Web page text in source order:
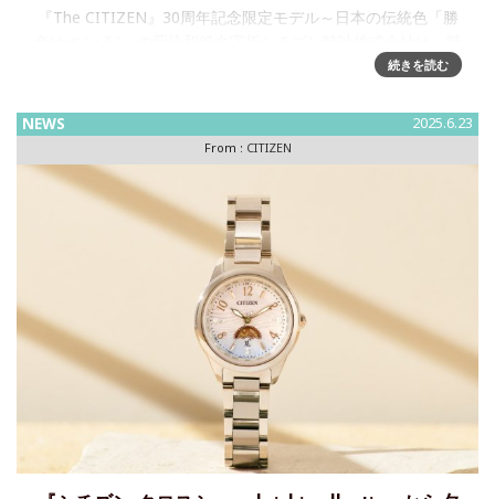
『The CITIZEN』30周年記念限定モデル～日本の伝統色「勝
計の本質を追求し、卓越した精度を誇る高品質ウオッチ
続きを読む
NEWS 2025.6.23
From : CITIZEN